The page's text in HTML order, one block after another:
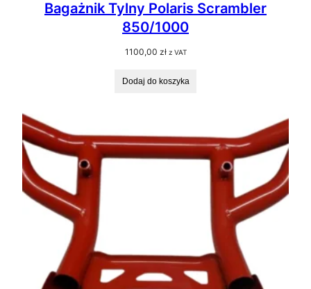
Bagażnik Tylny Polaris Scrambler
850/1000
1100,00 zł z VAT
Dodaj do koszyka